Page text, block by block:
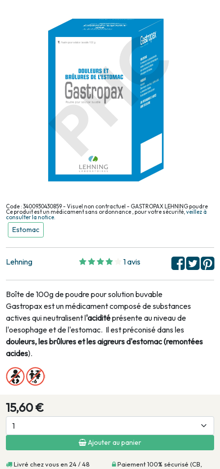
Code : 3400930430859 - Visuel non contractuel - GASTROPAX LEHNING poudre
Ce produit est un médicament sans ordonnance , pour votre sécurité,veillez à
consulter la notice.
Estomac
Lehning 1 avis
Boîte de 100g de poudre pour solution buvable
Gastropax est un médicament composé de substances
actives qui neutralisent l'aciditéprésente au niveau de
l'oesophage et de l'estomac. Il est préconisé dans les
douleurs, les brûlures et les aigreurs d'estomac (remontées
acides).
15,60 €
Ajouter au panier
Livré chez vous en 24 / 48
Paiement 100% sécurisé (CB,